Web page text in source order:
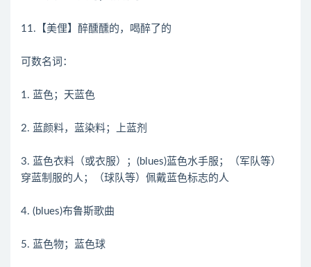
11.【美俚】醉醺醺的，喝醉了的
可数名词：
1. 蓝色；天蓝色
2. 蓝颜料，蓝染料；上蓝剂
3. 蓝色衣料（或衣服）；(blues)蓝色水手服；（军队等）
穿蓝制服的人；（球队等）佩戴蓝色标志的人
4. (blues)布鲁斯歌曲
5. 蓝色物；蓝色球